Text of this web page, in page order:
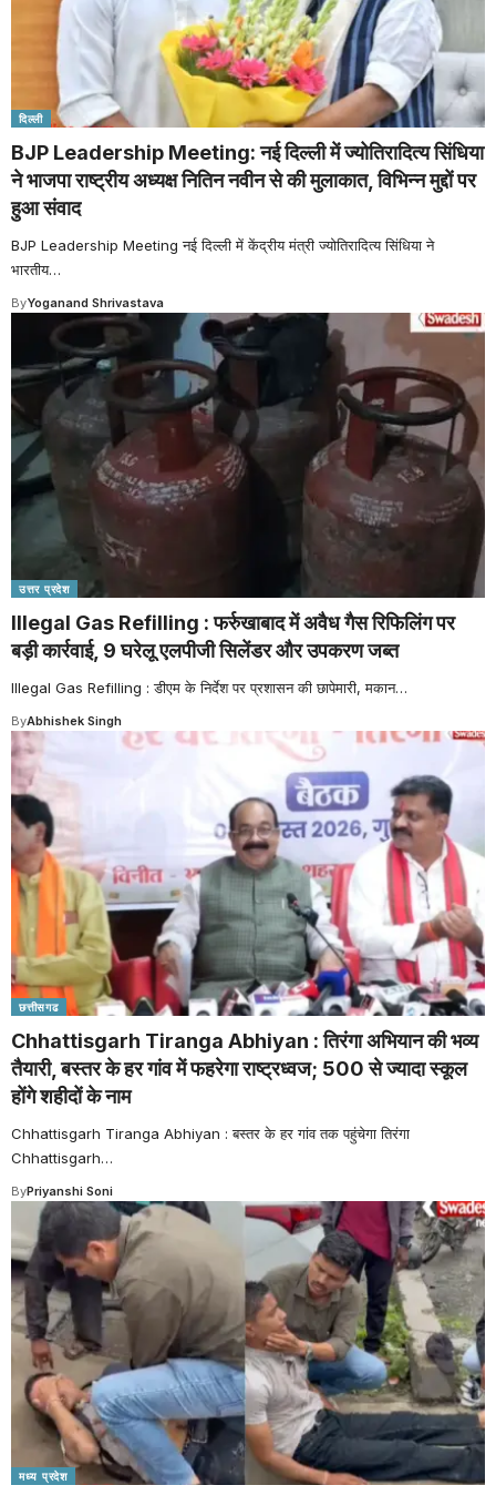
दिल्ली
BJP Leadership Meeting: नई दिल्ली में ज्योतिरादित्य सिंधिया
ने भाजपा राष्ट्रीय अध्यक्ष नितिन नवीन से की मुलाकात, विभिन्न मुद्दों पर
हुआ संवाद
BJP Leadership Meeting नई दिल्ली में केंद्रीय मंत्री ज्योतिरादित्य सिंधिया ने
भारतीय…
ByYoganand Shrivastava
उत्तर प्रदेश
Illegal Gas Refilling : फर्रुखाबाद में अवैध गैस रिफिलिंग पर
बड़ी कार्रवाई, 9 घरेलू एलपीजी सिलेंडर और उपकरण जब्त
Illegal Gas Refilling : डीएम के निर्देश पर प्रशासन की छापेमारी, मकान…
ByAbhishek Singh
छत्तीसगढ
Chhattisgarh Tiranga Abhiyan : तिरंगा अभियान की भव्य
तैयारी, बस्तर के हर गांव में फहरेगा राष्ट्रध्वज; 500 से ज्यादा स्कूल
होंगे शहीदों के नाम
Chhattisgarh Tiranga Abhiyan : बस्तर के हर गांव तक पहुंचेगा तिरंगा
Chhattisgarh…
ByPriyanshi Soni
मध्य प्रदेश